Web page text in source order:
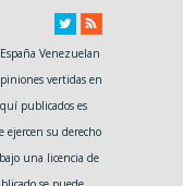
Venezuelan
vertidas en
publicados es
ejercen su derecho
una licencia de